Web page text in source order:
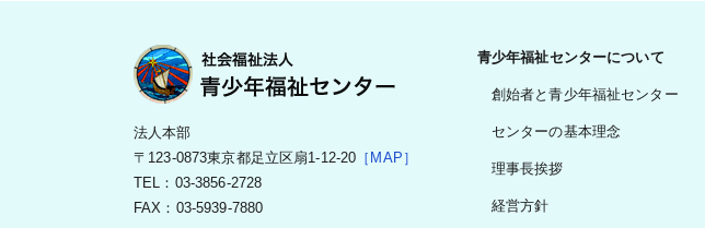
法人本部
〒123-0873東京都足立区扇1-12-20 ［MAP］
TEL：03-3856-2728
FAX：03-5939-7880
青少年福祉センターについて
創始者と青少年福祉センター
センターの基本理念
理事長挨拶
経営方針